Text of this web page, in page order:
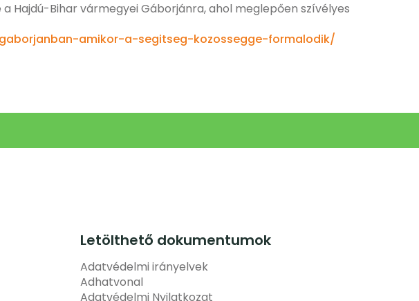
Bihar vármegyei Gáborjánra, ahol meglepően szívélyes
amikor-a-segitseg-kozossegge-formalodik/
Letölthető dokumentumok
Adatvédelmi irányelvek
Adhatvonal
Adatvédelmi Nyilatkozat